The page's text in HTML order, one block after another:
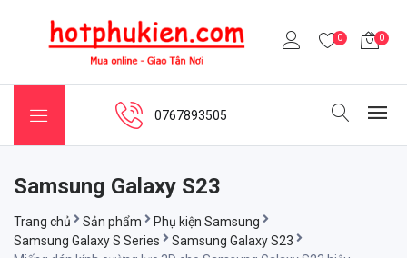
0 0
0767893505
Samsung Galaxy S23
Trang chủ Sản phẩm
Phụ kiện Samsung
Samsung Galaxy S Series
Samsung Galaxy S23